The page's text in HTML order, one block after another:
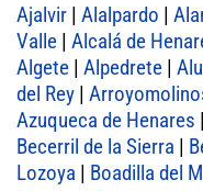
Ajalvir | Alalpardo |
Valle | Alcalá de
Algete | Alpedrete |
del Rey |
Azuqueca de Henares |
Becerril de la Sierra |
Lozoya | Boadilla del